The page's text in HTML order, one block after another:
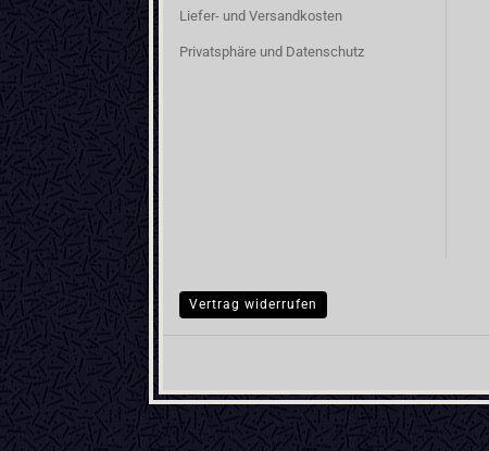
Liefer- und Versandkosten
Privatsphäre und Datenschutz
Vertrag widerrufen